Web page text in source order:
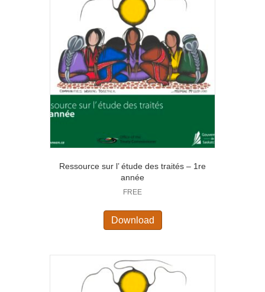
Ressource sur l’ étude des traités – 1re
année
FREE
Download